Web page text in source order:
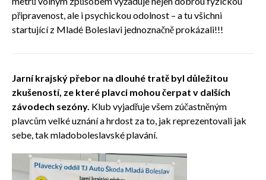
připravenost, ale i psychickou odolnost – a tu všichni
startující z Mladé Boleslavi jednoznačně prokázali!!!
Jarní krajský přebor na dlouhé tratě byl důležitou
zkušeností, ze které plavci mohou čerpat v dalších
závodech sezóny. Klub vyjadřuje všem zúčastněným
plavcům velké uznání a hrdost za to, jak reprezentovali jak
sebe, tak mladoboleslavské plavání.